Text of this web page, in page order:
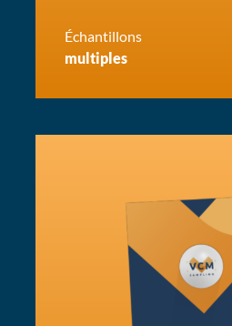
Échantillons
multiples